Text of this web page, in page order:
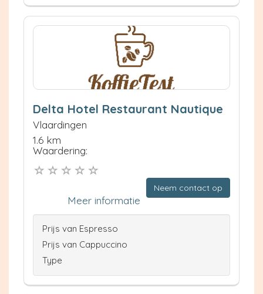
Delta Hotel Restaurant Nautique
Vlaardingen
1.6 km
Waardering:
Neem contact op
Meer informatie
Prijs van Espresso
Prijs van Cappuccino
Type